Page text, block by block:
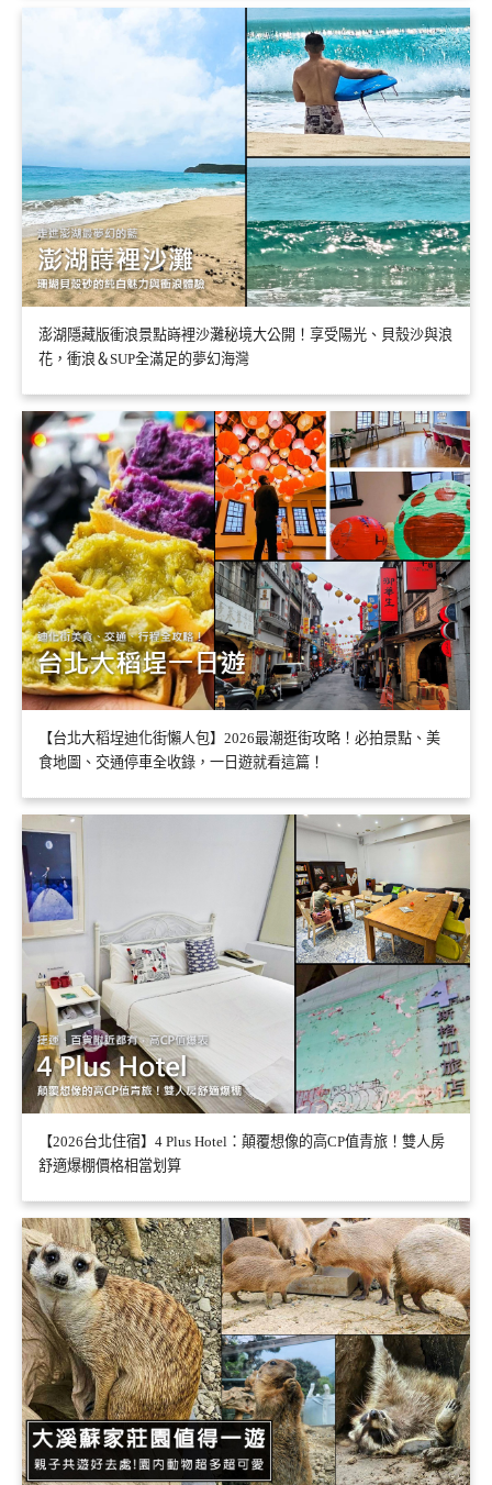
澎湖隱藏版衝浪景點嵵裡沙灘秘境大公開！享受陽光、貝殼沙與浪
花，衝浪＆SUP全滿足的夢幻海灣
【台北大稻埕迪化街懶人包】2026最潮逛街攻略！必拍景點、美
食地圖、交通停車全收錄，一日遊就看這篇！
【2026台北住宿】4 Plus Hotel：顛覆想像的高CP值青旅！雙人房
舒適爆棚價格相當划算